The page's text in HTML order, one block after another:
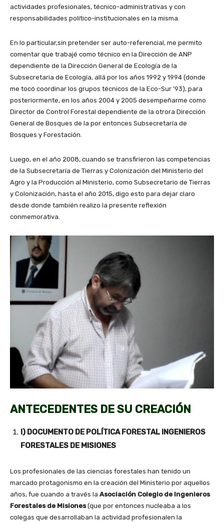
actividades profesionales, técnico-administrativas y con
responsabilidades político-institucionales en la misma.
En lo particular,sin pretender ser auto-referencial, me permito
comentar que trabajé como técnico en la Dirección de ANP
dependiente de la Dirección General de Ecología de la
Subsecretaria de Ecología, allá por los años 1992 y 1994 (donde
me tocó coordinar los grupos técnicos de la Eco-Sur ’93), para
posteriormente, en los años 2004 y 2005 desempeñarme como
Director de Control Forestal dependiente de la otrora Dirección
General de Bosques de la por entonces Subsecretaría de
Bosques y Forestación.
Luego, en el año 2008, cuando se transfirieron las competencias
de la Subsecretaría de Tierras y Colonización del Ministerio del
Agro y la Producción al Ministerio, como Subsecretario de Tierras
y Colonización, hasta el año 2015, digo esto para dejar claro
desde donde también realizo la presente reflexión
conmemorativa.
ANTECEDENTES DE SU CREACIÓN
I) DOCUMENTO DE POLÍTICA FORESTAL INGENIEROS
FORESTALES DE MISIONES
Los profesionales de las ciencias forestales han tenido un
marcado protagonismo en la creación del Ministerio por aquellos
años, fue cuando a través la Asociación Colegio de Ingenieros
Forestales de Misiones(que por entonces nucleaba a los
colegas que desarrollaban la actividad profesionalen la